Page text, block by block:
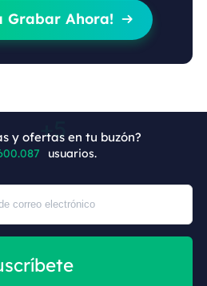
Grabar Ahora! 
y ofertas en tu buzón?
usuarios.